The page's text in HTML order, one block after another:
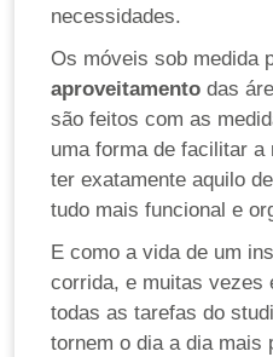
necessidades.
Os móveis sob medida
aproveitamento das
são feitos com as
uma forma de facilitar
ter exatamente aquilo
tudo mais funcional e
E como a vida de um
corrida, e muitas vezes
todas as tarefas do
tornem o dia a dia mais